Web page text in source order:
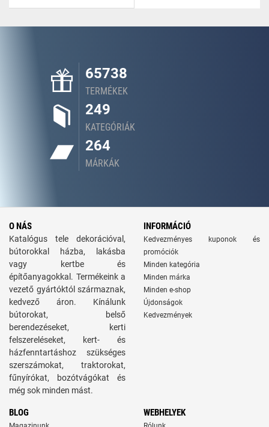
65738
TERMÉKEK
249
KATEGÓRIÁK
264
MÁRKÁK
O NÁS
Katalógus tele dekorációval,
bútorokkal házba, lakásba
vagy kertbe és
építőanyagokkal. Termékeink a
vezető gyártóktól származnak,
kedvező áron. Kínálunk
bútorokat, belső
berendezéseket, kerti
felszereléseket, kert- és
házfenntartáshoz szükséges
szerszámokat, traktorokat,
fűnyírókat, bozótvágókat és
még sok minden mást.
INFORMÁCIÓ
Kedvezményes kuponok és
promóciók
Minden kategória
Minden márka
Minden e-shop
Újdonságok
Kedvezmények
BLOG WEBHELYEK